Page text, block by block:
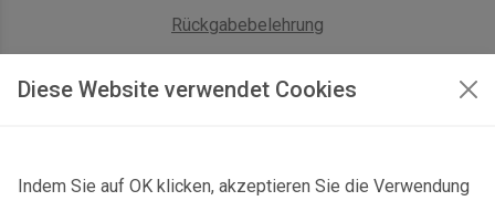
Diese Website verwendet Cookies
Indem Sie auf OK klicken, akzeptieren Sie die Verwendung
Rückgabebelehrung
Kontaktformular & Anfahrt